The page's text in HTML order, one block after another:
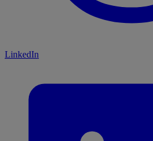
LinkedIn